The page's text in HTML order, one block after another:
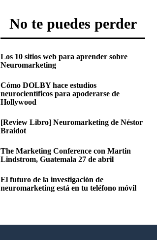
No te puedes perder
Los 10 sitios web para aprender sobre
Neuromarketing
Cómo DOLBY hace estudios
neurocientíficos para apoderarse de
Hollywood
[Review Libro] Neuromarketing de Néstor
Braidot
The Marketing Conference con Martin
Lindstrom, Guatemala 27 de abril
El futuro de la investigación de
neuromarketing está en tu teléfono móvil